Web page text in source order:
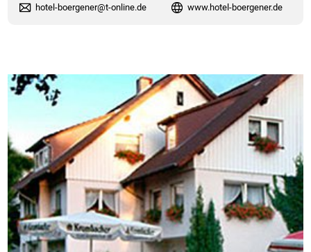
hotel-boergener@t-online.de
www.hotel-boergener.de